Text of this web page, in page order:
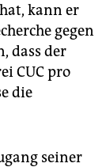
kann er
gegen
dass der
CUC pro
die
seiner